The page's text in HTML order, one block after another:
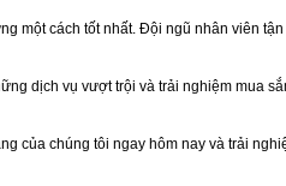
một cách tốt nhất. Đội ngũ nhân viên
dịch vụ vượt trội và trải nghiệm mua
của chúng tôi ngay hôm nay và trải